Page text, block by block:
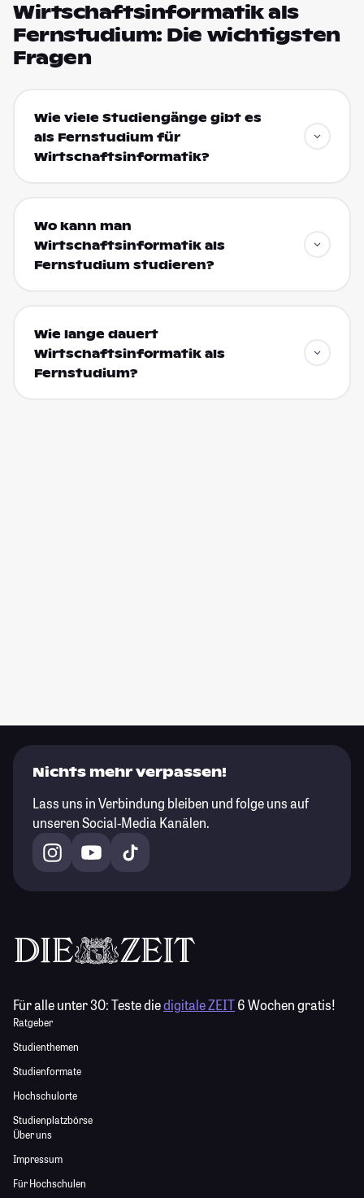
Wirtschaftsinformatik als
Fernstudium: Die wichtigsten
Fragen
Wie viele Studiengänge gibt es
als Fernstudium für
Wirtschaftsinformatik?
Wo kann man
Wirtschaftsinformatik als
Fernstudium studieren?
Wie lange dauert
Wirtschaftsinformatik als
Fernstudium?
Nichts mehr verpassen!
Lass uns in Verbindung bleiben und folge uns auf
unseren Social-Media Kanälen.
Für alle unter 30:Teste diedigitale ZEIT6 Wochen gratis!
Ratgeber
Studienthemen
Studienformate
Hochschulorte
Studienplatzbörse
Über uns
Impressum
Für Hochschulen